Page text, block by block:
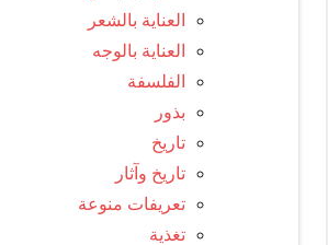
العناية بالشعر
العناية بالوجه
الفلسفة
بذور
تاريخ
تاريخ وآثار
تعريفات منوعة
تغذية